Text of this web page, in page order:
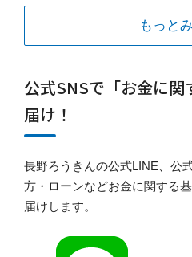
もっと
公式SNSで「お金に
届け！
長野ろうきんの公式LINE、公
方・ローンなどお金に関する
届けします。